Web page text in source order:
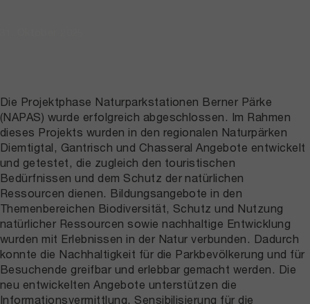
Die Projektphase Naturparkstationen Berner Pärke
(NAPAS) wurde erfolgreich abgeschlossen. Im Rahmen
dieses Projekts wurden in den regionalen Naturpärken
Diemtigtal, Gantrisch und Chasseral Angebote entwickelt
und getestet, die zugleich den touristischen
Bedürfnissen und dem Schutz der natürlichen
Ressourcen dienen. Bildungsangebote in den
Themenbereichen Biodiversität, Schutz und Nutzung
natürlicher Ressourcen sowie nachhaltige Entwicklung
wurden mit Erlebnissen in der Natur verbunden. Dadurch
konnte die Nachhaltigkeit für die Parkbevölkerung und für
Besuchende greifbar und erlebbar gemacht werden. Die
neu entwickelten Angebote unterstützen die
Informationsvermittlung, Sensibilisierung für die